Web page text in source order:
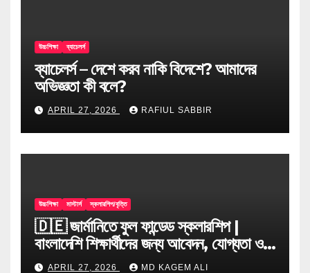
উচ্চশিক্ষা ব্যাচেলর্স
ব্যাচেলর্স – দেশে করব নাকি বিদেশে? আমাদের
অভিজ্ঞতা কী বলে?
APRIL 27, 2026 RAFIUL SABBIR
উচ্চশিক্ষা মাস্টার্স স্কলারশিপ/বৃত্তি
🇩🇪 জার্মানিতে ফুল ফান্ডেড স্কলারশিপ |
বাংলাদেশি শিক্ষার্থীদের জন্য আবেদন, যোগ্যতা ও
টিপসAPRIL 27, 2026 MD KAGEM ALI